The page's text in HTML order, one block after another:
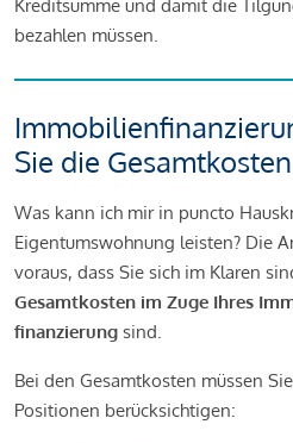
Kreditsumme und damit die
bezahlen müssen.
Sie die Gesamtkosten
Was kann ich mir in puncto
Eigentumswohnung leisten? Die
voraus, dass Sie sich im Klaren
Gesamtkosten im Zuge Ihres
finanzierung sind.
Bei den Gesamtkosten müssen
Positionen berücksichtigen: